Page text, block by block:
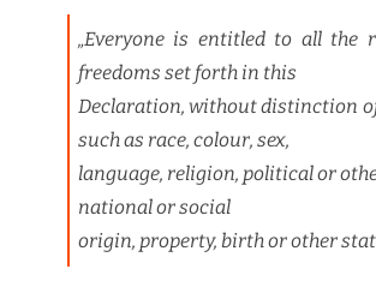
„Everyone is entitled to all the
freedoms set forth in this
Declaration, without distinction
such as race, colour, sex,
language, religion, political or
national or social
origin, property, birth or other